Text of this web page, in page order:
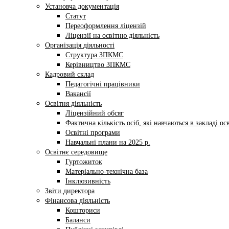
Установча документація
Статут
Переоформлення ліцензій
Ліцензії на освітню діяльність
Організація діяльності
Структура ЗПКМС
Керівництво ЗПКМС
Кадровий склад
Педагогічні працівники
Вакансії
Освітня діяльність
Ліцензійний обсяг
Фактична кількість осіб, які навчаються в закладі
Освітні програми
Навчальні плани на 2025 р.
Освітнє середовище
Гуртожиток
Матеріально-технічна база
Інклюзивність
Звіти директора
Фінансова діяльність
Кошториси
Баланси